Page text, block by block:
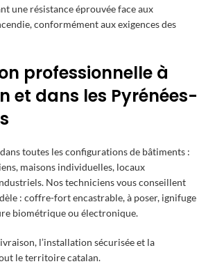
une résistance éprouvée face aux
conformément aux exigences des
professionnelle à
et dans les Pyrénées-
toutes les configurations de bâtiments :
maisons individuelles, locaux
Nos techniciens vous conseillent
: coffre-fort encastrable, à poser, ignifuge
biométrique ou électronique.
l’installation sécurisée et la
le territoire catalan.